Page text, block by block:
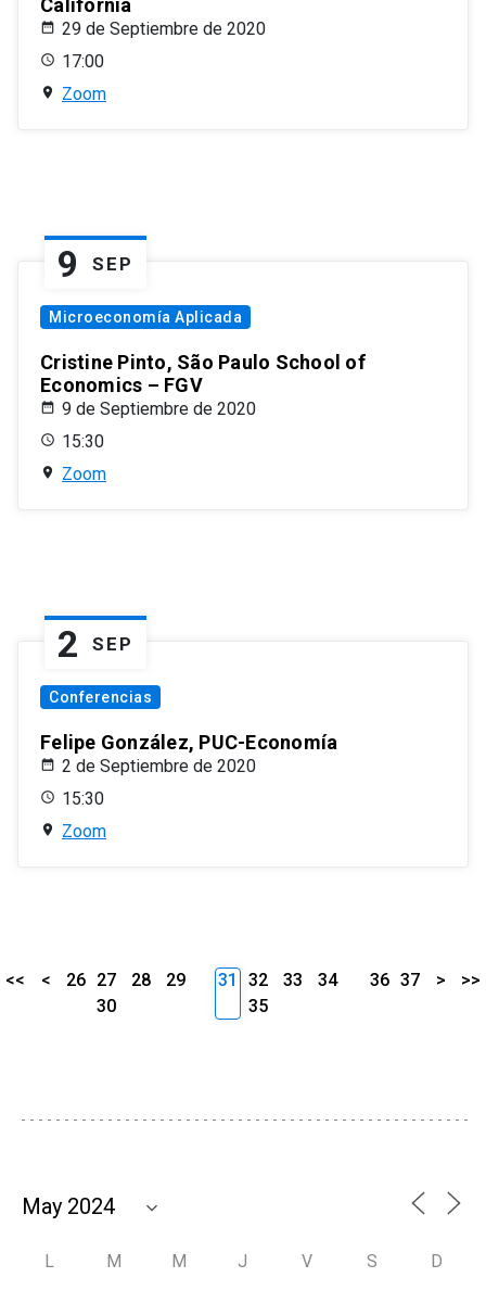
California
29 de Septiembre de 2020
17:00
Zoom
9 SEP
Microeconomía Aplicada
Cristine Pinto, São Paulo School of
Economics – FGV
9 de Septiembre de 2020
15:30
Zoom
2 SEP
Conferencias
Felipe González, PUC-Economía
2 de Septiembre de 2020
15:30
Zoom
<< < 26 27 28
29
30
31 32 33
34
35
36 37 > >>
L M M J V S D